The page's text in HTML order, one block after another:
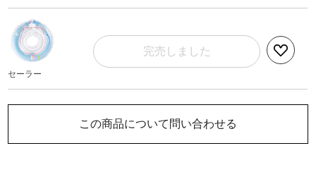
セーラー
完売しました
この商品について問い合わせる